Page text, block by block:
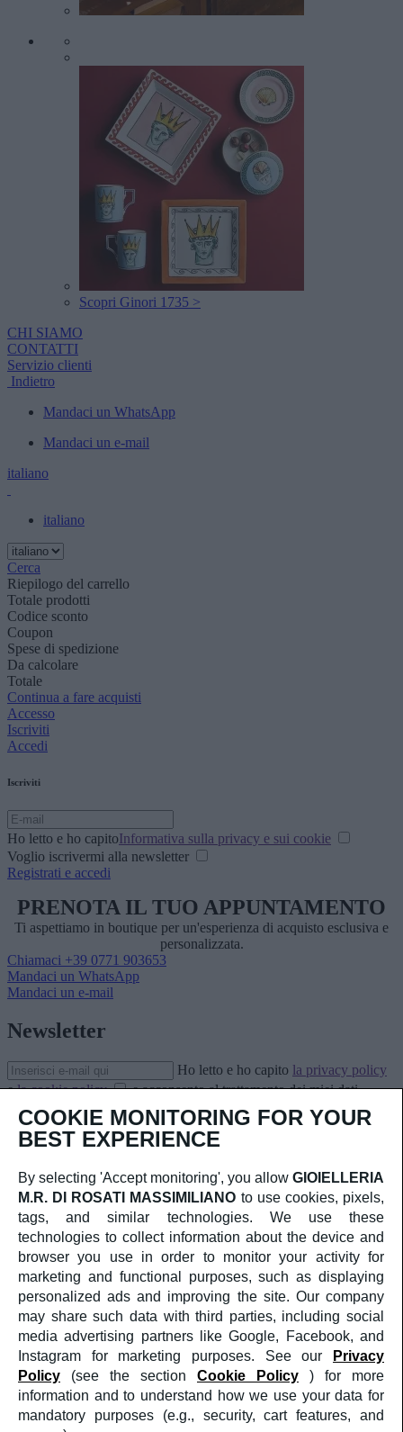
Scopri Ginori 1735 >
CHI SIAMO
CONTATTI
Servizio clienti
Indietro
Mandaci un WhatsApp
Mandaci un e-mail
italiano
italiano
Cerca
Riepilogo del carrello
Totale prodotti
Codice sconto
Coupon
Spese di spedizione
Da calcolare
Totale
Continua a fare acquisti
Accesso
Iscriviti
Accedi
Iscriviti
Ho letto e ho capitoInformativa sulla privacy e sui cookie
Voglio iscrivermi alla newsletter
Registrati e accedi
PRENOTA IL TUO APPUNTAMENTO
Ti aspettiamo in boutique per un'esperienza di acquisto esclusiva e
personalizzata.
Chiamaci +39 0771 903653
Mandaci un WhatsApp
Mandaci un e-mail
Newsletter
Ho letto e ho capito la privacy policy
e la cookie policy
e acconsento al trattamento dei miei dati
Iscriviti
CHI SIAMO
SERVIZIO CLIENTI
CONTATTI
TERMINI E CONDIZIONI DI VENDITA
RESI & RIMBORSI
SOCIAL
FACEBOOK
INSTAGRAM
AREA LEGALE
PRIVACY POLICY
COOKIES POLICY
Crediti
©2025GIOIELLERIA M.R. DI ROSATI
MASSIMILIANOPI: 02409590599
a medula web release
COOKIE MONITORING FOR YOUR
BEST EXPERIENCE
By selecting 'Accept monitoring', you allow GIOIELLERIA
M.R. DI ROSATI MASSIMILIANO to use cookies, pixels,
tags, and similar technologies. We use these
technologies to collect information about the device and
browser you use in order to monitor your activity for
marketing and functional purposes, such as displaying
personalized ads and improving the site. Our company
may share such data with third parties, including social
media advertising partners like Google, Facebook, and
Instagram for marketing purposes. See our
Privacy
Policy
(see the section Cookie Policy
) for more
information and to understand how we use your data for
mandatory purposes (e.g., security, cart features, and